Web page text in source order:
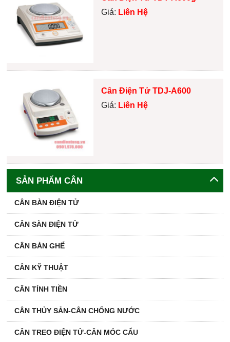
Giá: Liên Hệ
Cân Điện Tử TDJ-A600
Giá: Liên Hệ
SẢN PHẨM CÂN
CÂN BÀN ĐIỆN TỬ
CÂN SÀN ĐIỆN TỬ
CÂN BÀN GHẾ
CÂN KỸ THUẬT
CÂN TÍNH TIỀN
CÂN THỦY SẢN-CÂN CHỐNG NƯỚC
CÂN TREO ĐIỆN TỬ-CÂN MÓC CẨU